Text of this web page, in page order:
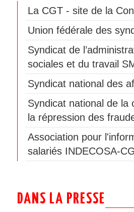
La CGT - site de la
Union fédérale des
Syndicat de
sociales et du travail
Syndicat national des
Syndicat national de la
la répression des
Association pour
salariés INDECOSA-
DANS LA PRESSE